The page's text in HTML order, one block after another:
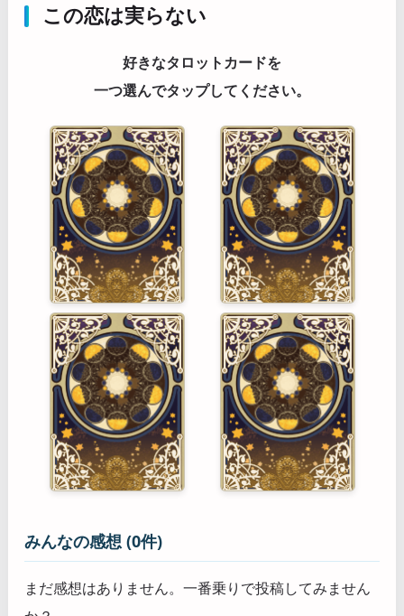
この恋は実らない
好きなタロットカードを
一つ選んでタップしてください。
みんなの感想 (0件)
まだ感想はありません。一番乗りで投稿してみません